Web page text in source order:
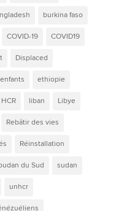
burkina faso
COVID-19 COVID19
Displaced
enfants ethiopie
liban Libye
Rebâtir des vies
Réinstallation
du Sud sudan
unhcr